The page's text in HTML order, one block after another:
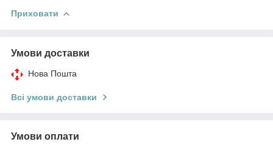
Приховати
Умови доставки
Нова Пошта
Всі умови доставки
Умови оплати